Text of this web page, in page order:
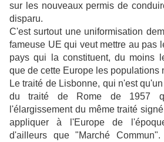
sur les nouveaux permis de
disparu.
C'est surtout une uniformisation
fameuse UE qui veut mettre au pas
pays qui la constituent, du moins
que de cette Europe les populations
Le traité de Lisbonne, qui n'est
du traité de Rome de 1957
l'élargissement du même traité
appliquer à l'Europe de
d'ailleurs que "Marché Commun".